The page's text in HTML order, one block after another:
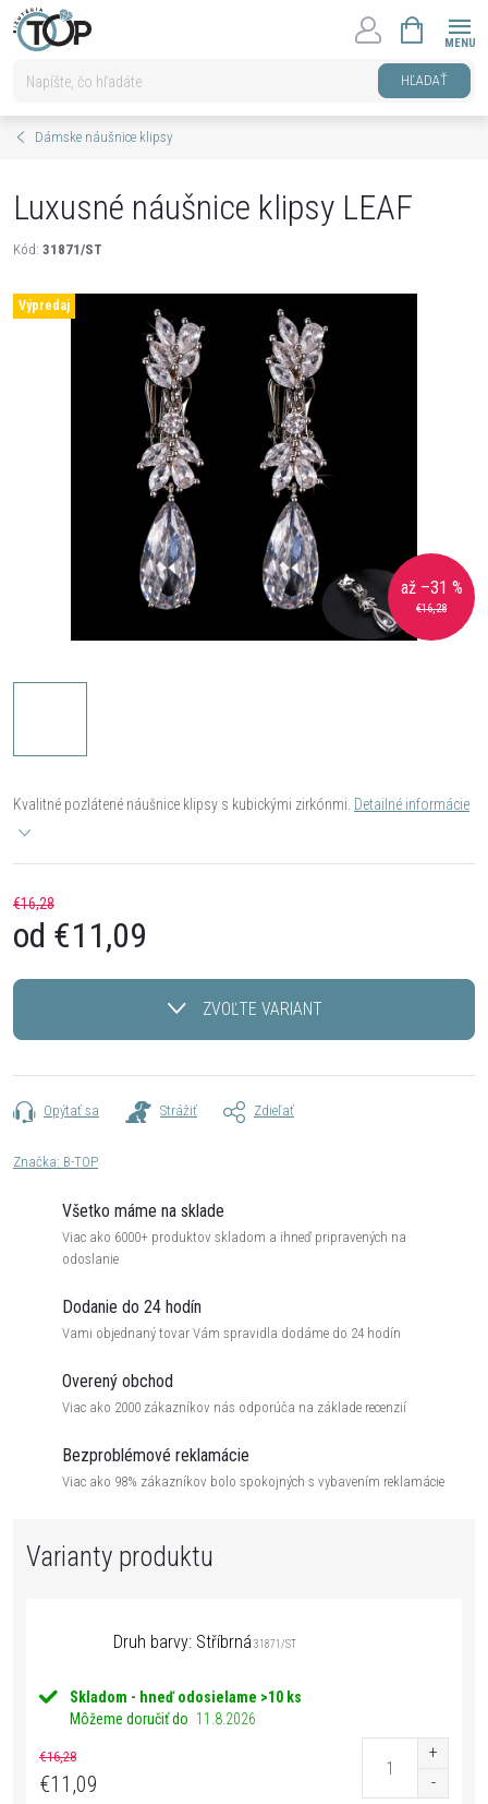
Prejsť
na
HĽADAŤ
KOŠÍK
Dámske náušnice klipsy
Luxusné náušnice klipsy LEAF
Kód: 31871/ST
Výpredaj
€16,28
až –31 %
Kvalitné pozlátené náušnice klipsy s kubickými zirkónmi. Detailné informácie
€16,28
od €11,09
cena:
ZVOĽTE VARIANT
Opýtať sa Strážiť Zdieľať
Značka: B-TOP
Všetko máme na sklade
Viac ako 6000+ produktov skladom a ihneď pripravených na
odoslanie
Dodanie do 24 hodín
Vami objednaný tovar Vám spravidla dodáme do 24 hodín
Overený obchod
Viac ako 2000 zákazníkov nás odporúča na základe recenzií
Bezproblémové reklamácie
Viac ako 98% zákazníkov bolo spokojných s vybavením reklamácie
Druh barvy: Stříbrná 31871/ST
Skladom - hneď odosielame >10 ks
Môžeme doručiť do 11.8.2026
€16,28
€11,09